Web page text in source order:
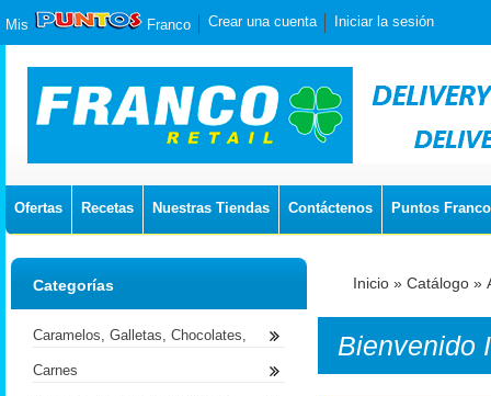
Mis Franco Crear una cuenta Iniciar la sesión
Ofertas Recetas Nuestras Tiendas Contáctenos Puntos Franco
Inicio » Catálogo »
Bienvenido
Categorías
Caramelos, Galletas, Chocolates,
Carnes